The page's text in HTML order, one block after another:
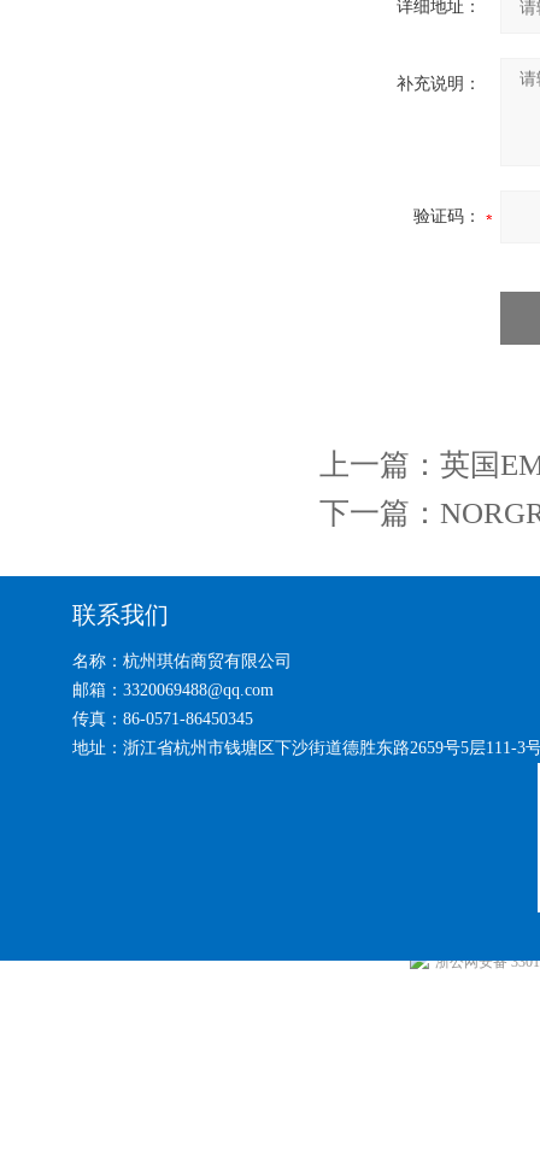
详细地址：
补充说明：
验证码：
上一篇： 英国
下一篇：
联系我们
名称：杭州琪佑商贸有限公司
邮箱：3320069488@qq.com
传真：86-0571-86450345
地址：浙江省杭州市钱塘区下沙街道德胜东路2659号5层111-3
浙公网安备